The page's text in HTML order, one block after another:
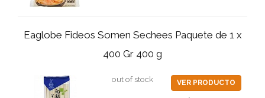
Eaglobe Fideos Somen Sechees Paquete de 1 x
400 Gr 400 g
out of stock VER PRODUCTO